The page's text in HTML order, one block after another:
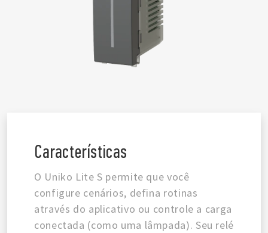
Características
O Uniko Lite S permite que você
configure cenários, defina rotinas
através do aplicativo ou controle a carga
conectada (como uma lâmpada). Seu relé